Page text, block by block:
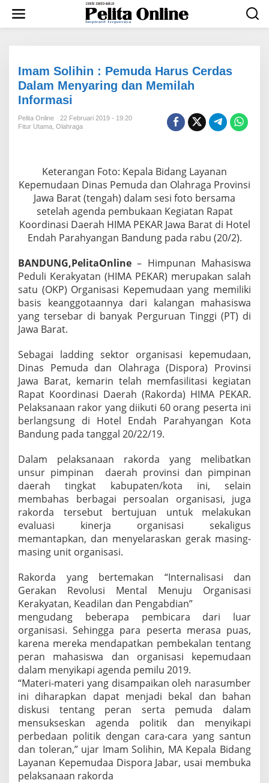
w
Imam Solihin : Pemuda Harus Cerdas
Dalam Menyaring dan Memilah
Informasi
Pelita Online
22 Februari 2019 - 19:20
Fitur Utama Olahraga
Keterangan Foto: Kepala Bidang Layanan
Kepemudaan Dinas Pemuda dan Olahraga Provinsi
Jawa Barat (tengah) dalam sesi foto bersama
setelah agenda pembukaan Kegiatan Rapat
Koordinasi Daerah HIMA PEKAR Jawa Barat di Hotel
Endah Parahyangan Bandung pada rabu (20/2).
BANDUNG,PelitaOnline – Himpunan Mahasiswa
Peduli Kerakyatan (HIMA PEKAR) merupakan salah
satu (OKP) Organisasi Kepemudaan yang memiliki
basis keanggotaannya dari kalangan mahasiswa
yang tersebar di banyak Perguruan Tinggi (PT) di
Jawa Barat.
Sebagai ladding sektor organisasi kepemudaan,
Dinas Pemuda dan Olahraga (Dispora) Provinsi
Jawa Barat, kemarin telah memfasilitasi kegiatan
Rapat Koordinasi Daerah (Rakorda) HIMA PEKAR.
Pelaksanaan rakor yang diikuti 60 orang peserta ini
berlangsung di Hotel Endah Parahyangan Kota
Bandung pada tanggal 20/22/19.
Dalam pelaksanaan rakorda yang melibatkan
unsur pimpinan daerah provinsi dan pimpinan
daerah tingkat kabupaten/kota ini, selain
membahas berbagai persoalan organisasi, juga
rakorda tersebut bertujuan untuk melakukan
evaluasi kinerja organisasi sekaligus
memantapkan, dan menyelaraskan gerak masing-
masing unit organisasi.
Rakorda yang bertemakan “Internalisasi dan
Gerakan Revolusi Mental Menuju Organisasi
Kerakyatan, Keadilan dan Pengabdian”
mengudang beberapa pembicara dari luar
organisasi. Sehingga para peserta merasa puas,
karena mereka mendapatkan pembekalan tentang
peran mahasiswa dan organisasi kepemudaan
dalam menyikapi agenda pemilu 2019.
“Materi-materi yang disampaikan oleh narasumber
ini diharapkan dapat menjadi bekal dan bahan
diskusi tentang peran serta pemuda dalam
mensukseskan agenda politik dan menyikapi
perbedaan politik dengan cara-cara yang santun
dan toleran,” ujar Imam Solihin, MA Kepala Bidang
Layanan Kepemudaa Dispora Jabar, usai membuka
pelaksanaan rakorda